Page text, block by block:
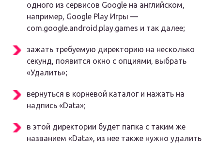
одного из сервисов Google на английском,
например, Google Play Игры —
com.google.android.play.games и так далее;
зажать требуемую директорию на несколько
секунд, появится окно с опциями, выбрать
«Удалить»;
вернуться в корневой каталог и нажать на
надпись «Data»;
в этой директории будет папка с таким же
названием «Data», из нее также нужно удалить